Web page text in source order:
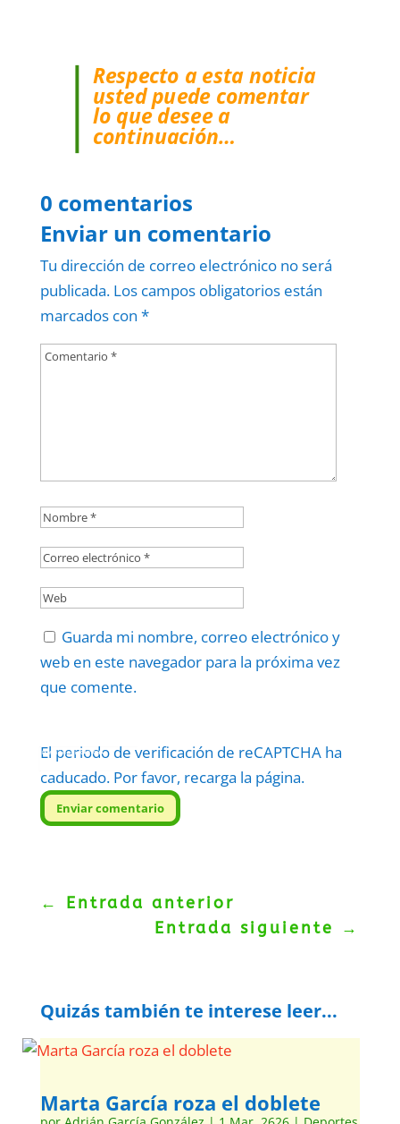
Respecto a esta noticia
usted puede comentar
lo que desee a
continuación…
0 comentarios
Enviar un comentario
Tu dirección de correo electrónico no será
publicada. Los campos obligatorios están
marcados con *
Guarda mi nombre, correo electrónico y
web en este navegador para la próxima vez
que comente.
El periodo de verificación de reCAPTCHA ha
caducado. Por favor, recarga la página.
Enviar comentario
Protegidos porreCAPTCHA
Politica–
← Entrada anterior
Entrada siguiente
→
Quizás también te interese leer...
Marta García roza el doblete